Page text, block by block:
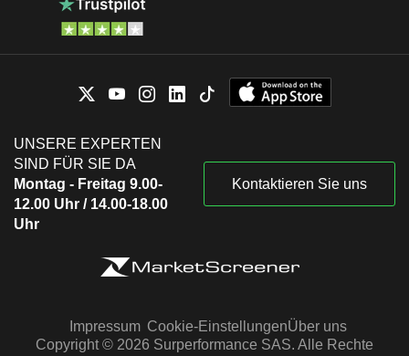
UNSERE EXPERTEN
SIND FÜR SIE DA
Montag - Freitag 9.00-
12.00 Uhr / 14.00-18.00
Uhr
Kontaktieren Sie uns
Impressum Cookie-EinstellungenÜber uns
Copyright © 2026 Surperformance SAS. Alle Rechte